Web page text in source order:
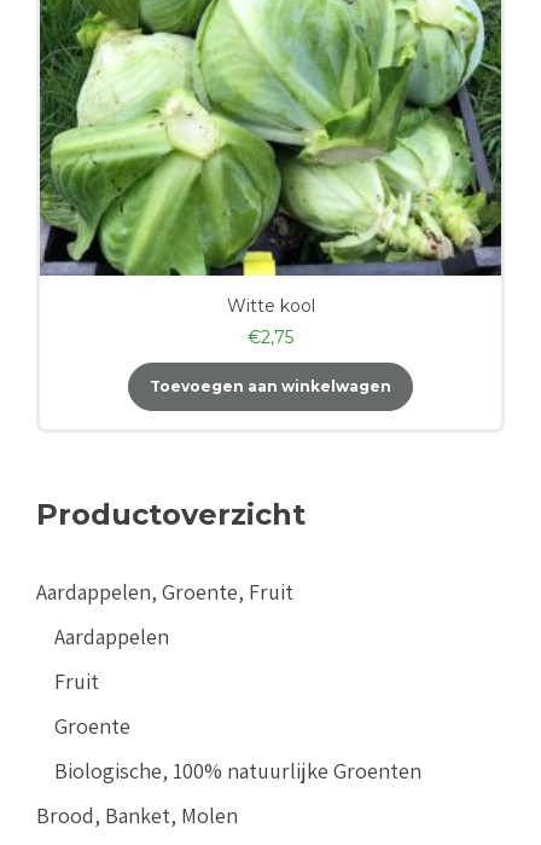
Witte kool
€2,75
Toevoegen aan winkelwagen
Productoverzicht
Aardappelen, Groente, Fruit
Aardappelen
Fruit
Groente
Biologische, 100% natuurlijke Groenten
Brood, Banket, Molen